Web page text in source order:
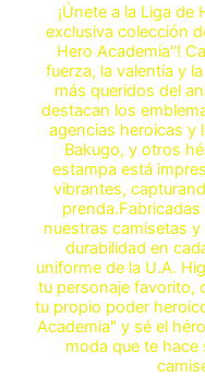
¡Únete a la Liga
exclusiva colección
Hero Academia"!
fuerza, la valentía y
más queridos del
destacan los
agencias heroicas y
Bakugo, y otros
estampa está
vibrantes,
nuestras camisetas
durabilidad en
uniforme de la U.A.
tu personaje favorito,
tu propio poder
Academia" y sé el
moda que te